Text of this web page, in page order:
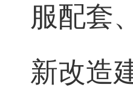
服配套
新改造